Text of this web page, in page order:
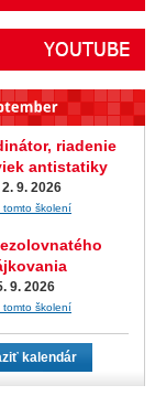
riadenie
antistatiky
2. 9. 2026
tomto školení
9. 2026
tomto školení
kalendár